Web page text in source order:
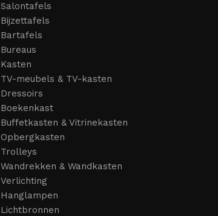
Salontafels
Bijzettafels
Bartafels
Bureaus
Kasten
TV-meubels & TV-kasten
Dressoirs
Boekenkast
Buffetkasten & Vitrinekasten
Opbergkasten
Trolleys
Wandrekken & Wandkasten
Verlichting
Hanglampen
Lichtbronnen